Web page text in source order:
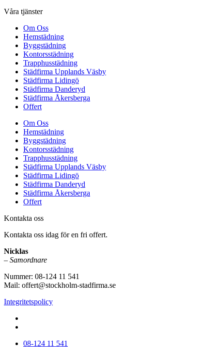
Våra tjänster
Om Oss
Hemstädning
Byggstädning
Kontorsstädning
Trapphusstädning
Städfirma Upplands Väsby
Städfirma Lidingö
Städfirma Danderyd
Städfirma Åkersberga
Offert
Om Oss
Hemstädning
Byggstädning
Kontorsstädning
Trapphusstädning
Städfirma Upplands Väsby
Städfirma Lidingö
Städfirma Danderyd
Städfirma Åkersberga
Offert
Kontakta oss
Kontakta oss idag för en fri offert.
Nicklas
– Samordnare
Nummer: 08-124 11 541
Mail: offert@stockholm-stadfirma.se
Integritetspolicy
08-124 11 541